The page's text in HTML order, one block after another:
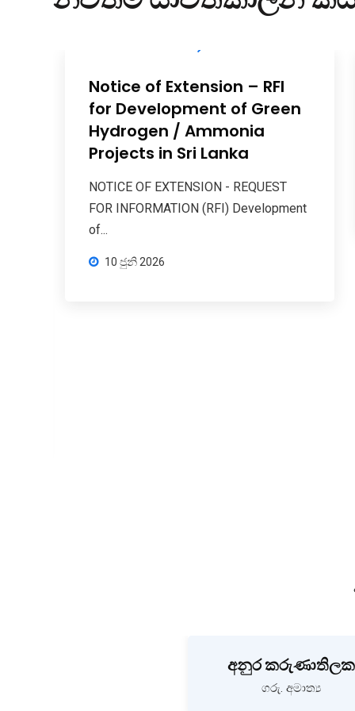
Notice of Extension – RFI
for Development of Green
Hydrogen / Ammonia
Projects in Sri Lanka
NOTICE OF EXTENSION - REQUEST
FOR INFORMATION (RFI) Development
of...
10 ජුනි 2026
අනුර කරුණාතිලක
ගරු. අමාත්‍ය